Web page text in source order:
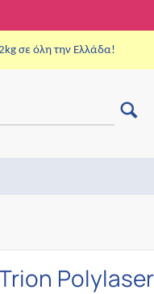
σε όλη την Ελλάδα!